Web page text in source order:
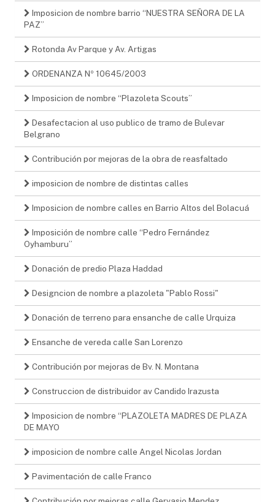
Imposicion de nombre barrio “NUESTRA SEÑORA DE LA
PAZ”
Rotonda Av Parque y Av. Artigas
ORDENANZA Nº 10645/2003
Imposicion de nombre “Plazoleta Scouts”
Desafectacion al uso publico de tramo de Bulevar
Belgrano
Contribución por mejoras de la obra de reasfaltado
imposicion de nombre de distintas calles
Imposicion de nombre calles en Barrio Altos del Bolacuá
Imposición de nombre calle “Pedro Fernández
Oyhamburu”
Donación de predio Plaza Haddad
Designcion de nombre a plazoleta "Pablo Rossi"
Donación de terreno para ensanche de calle Urquiza
Ensanche de vereda calle San Lorenzo
Contribución por mejoras de Bv. N. Montana
Construccion de distribuidor av Candido Irazusta
Imposicion de nombre “PLAZOLETA MADRES DE PLAZA
DE MAYO
imposicion de nombre calle Angel Nicolas Jordan
Pavimentación de calle Franco